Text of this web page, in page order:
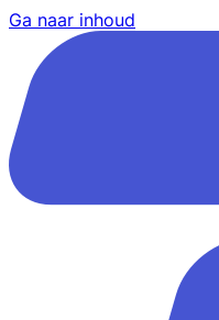
Ga naar inhoud